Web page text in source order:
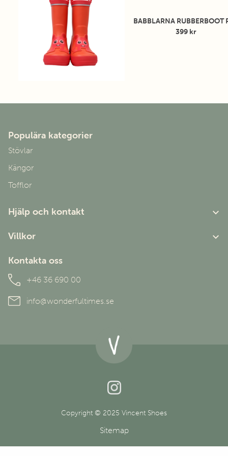
BABBLARNA RUBBERBOOT
399 kr
Populära kategorier
Stövlar
Kängor
Tofflor
Hjälp och kontakt
Om oss
Villkor
Användarvillkor
Personuppgiftspolicy
Kontakta oss
+46 36 690 00
info@wonderfultimes.se
Copyright © 2025 Vincent Shoes
Sitemap